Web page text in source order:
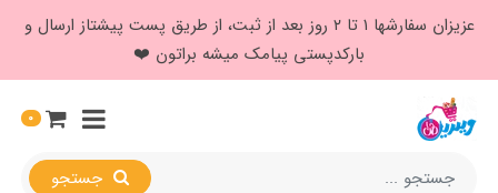
عزیزان سفارشها ۱ تا ۲ روز بعد از ثبت، از طریق پست پیشتاز ارسال و
بارکدپستی پیامک میشه براتون ❤️
0